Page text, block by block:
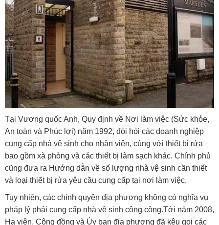
Tại Vương quốc Anh, Quy định về Nơi làm việc (Sức khỏe,
An toàn và Phúc lợi) năm 1992, đòi hỏi các doanh nghiệp
cung cấp nhà vệ sinh cho nhân viên, cùng với thiết bị rửa
bao gồm xà phòng và các thiết bị làm sạch khác. Chính phủ
cũng đưa ra Hướng dẫn về số lượng nhà vệ sinh cần thiết
và loại thiết bị rửa yêu cầu cung cấp tại nơi làm việc.
Tuy nhiên, các chính quyền địa phương không có nghĩa vụ
pháp lý phải cung cấp nhà vệ sinh công cộng.Tới năm 2008,
Hạ viện, Cộng đồng và Ủy ban địa phương đã kêu gọi các